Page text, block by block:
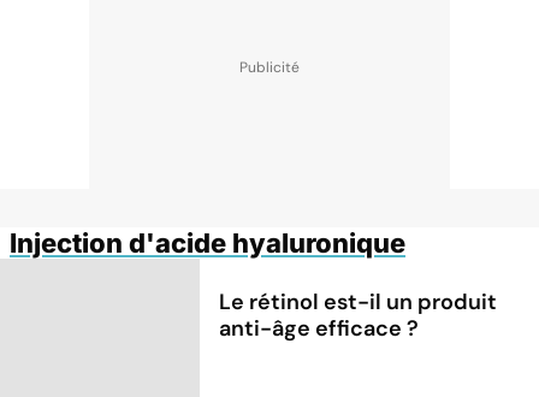
Injection d'acide hyaluronique
Le rétinol est-il un produit
anti-âge efficace ?